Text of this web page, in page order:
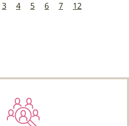
3 4 5 6 7
12